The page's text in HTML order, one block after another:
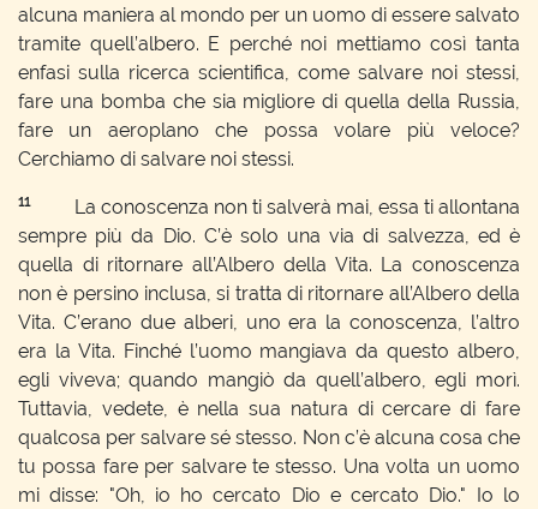
alcuna maniera al mondo per un uomo di essere salvato
tramite quell’albero. E perché noi mettiamo così tanta
enfasi sulla ricerca scientifica, come salvare noi stessi,
fare una bomba che sia migliore di quella della Russia,
fare un aeroplano che possa volare più veloce?
Cerchiamo di salvare noi stessi.
11La conoscenza non ti salverà mai, essa ti allontana
sempre più da Dio. C’è solo una via di salvezza, ed è
quella di ritornare all’Albero della Vita. La conoscenza
non è persino inclusa, si tratta di ritornare all’Albero della
Vita. C’erano due alberi, uno era la conoscenza, l’altro
era la Vita. Finché l’uomo mangiava da questo albero,
egli viveva; quando mangiò da quell’albero, egli morì.
Tuttavia, vedete, è nella sua natura di cercare di fare
qualcosa per salvare sé stesso. Non c’è alcuna cosa che
tu possa fare per salvare te stesso. Una volta un uomo
mi disse: "Oh, io ho cercato Dio e cercato Dio." Io lo